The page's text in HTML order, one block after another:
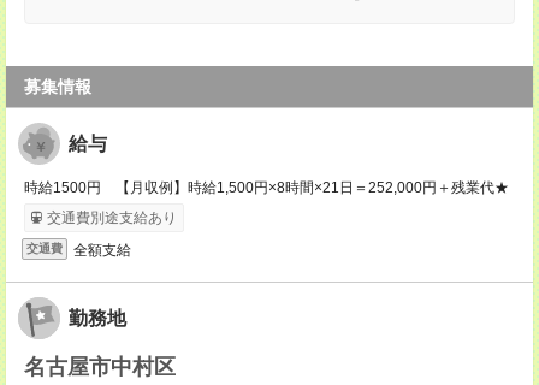
募集情報
給与
時給1500円 【月収例】時給1,500円×8時間×21日＝252,000円＋残業代★
交通費別途支給あり
交通費 全額支給
勤務地
名古屋市中村区